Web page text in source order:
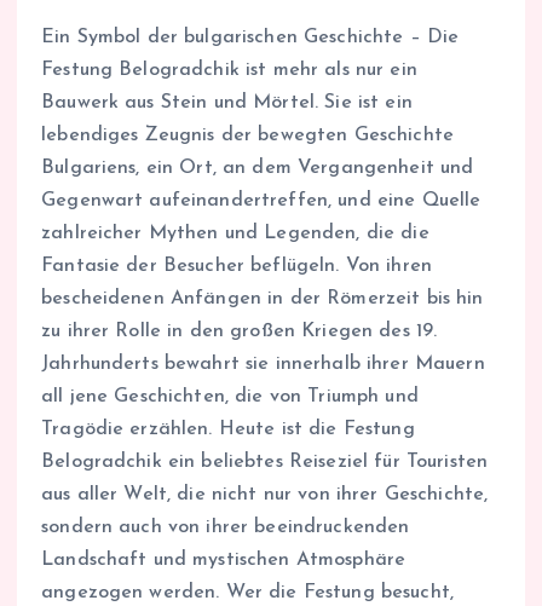
Ein Symbol der bulgarischen Geschichte – Die
Festung Belogradchik ist mehr als nur ein
Bauwerk aus Stein und Mörtel. Sie ist ein
lebendiges Zeugnis der bewegten Geschichte
Bulgariens, ein Ort, an dem Vergangenheit und
Gegenwart aufeinandertreffen, und eine Quelle
zahlreicher Mythen und Legenden, die die
Fantasie der Besucher beflügeln. Von ihren
bescheidenen Anfängen in der Römerzeit bis hin
zu ihrer Rolle in den großen Kriegen des 19.
Jahrhunderts bewahrt sie innerhalb ihrer Mauern
all jene Geschichten, die von Triumph und
Tragödie erzählen. Heute ist die Festung
Belogradchik ein beliebtes Reiseziel für Touristen
aus aller Welt, die nicht nur von ihrer Geschichte,
sondern auch von ihrer beeindruckenden
Landschaft und mystischen Atmosphäre
angezogen werden. Wer die Festung besucht,